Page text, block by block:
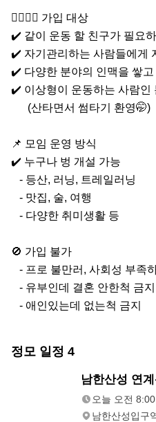
🙋‍♂️🙋‍♀️ 가입 대상
✔️ 같이 운동 할 친구가 필요
✔️ 자기관리하는 사람들에게
✔️ 다양한 분야의 인맥을 쌓고
✔️ 이상형이 운동하는 사람인
📌 모임 운영 방식
✔️ 누구나 벙 개설 가능
🚫 가입 불가
   - 애인있는데 없는척 금지
정모 일정 4
남한산성 연
오늘 오전 8:00
남한산성입구